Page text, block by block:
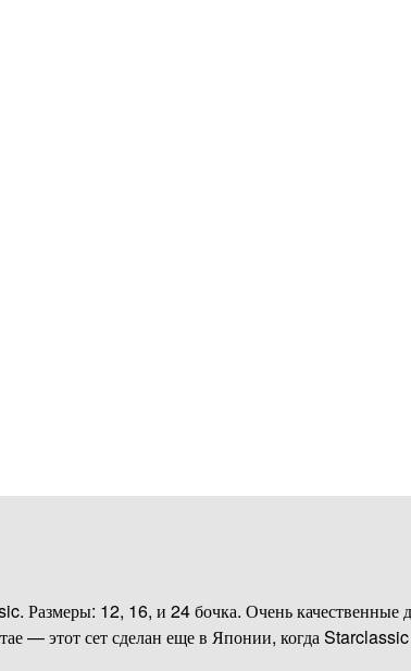
Размеры: 12, 16, и 24 бочка. Очень качественные
— этот сет сделан еще в Японии, когда